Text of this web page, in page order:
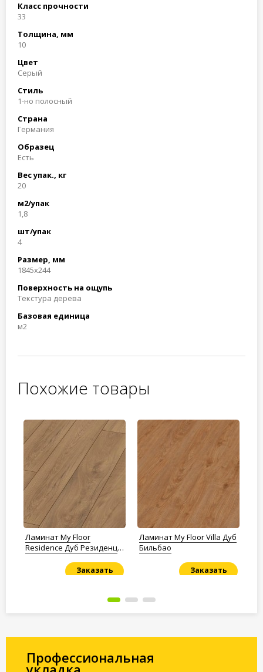
Класс прочности
33
Толщина, мм
10
Цвет
Cерый
Стиль
1-но полосный
Страна
Германия
Образец
Есть
Вес упак., кг
20
м2/упак
1,8
шт/упак
4
Размер, мм
1845x244
Поверхность на ощупь
Текстура дерева
Базовая единица
м2
Похожие товары
Ламинат My Floor
Residence Дуб Резиденц
Заказать
Ламинат My Floor Villa Дуб
Бильбао
Заказать
Профессиональная